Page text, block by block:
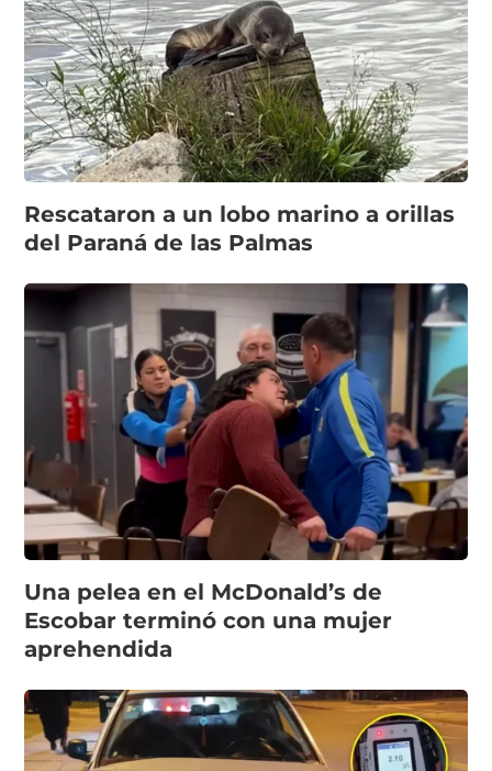
Rescataron a un lobo marino a orillas
del Paraná de las Palmas
Una pelea en el McDonald’s de
Escobar terminó con una mujer
aprehendida